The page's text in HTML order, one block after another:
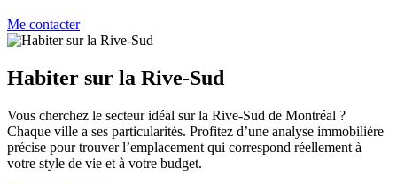
Me contacter
Habiter sur la Rive-Sud
Vous cherchez le secteur idéal sur la Rive-Sud de Montréal ?
Chaque ville a ses particularités. Profitez d’une analyse immobilière
précise pour trouver l’emplacement qui correspond réellement à
votre style de vie et à votre budget.